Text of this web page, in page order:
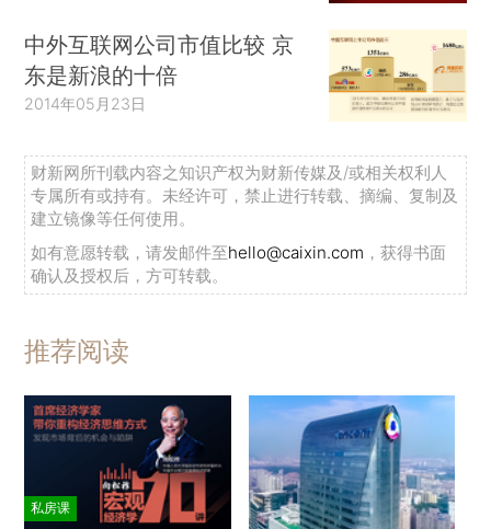
中外互联网公司市值比较 京
东是新浪的十倍
2014年05月23日
财新网所刊载内容之知识产权为财新传媒及/或相关权利人
专属所有或持有。未经许可，禁止进行转载、摘编、复制及
建立镜像等任何使用。
如有意愿转载，请发邮件至hello@caixin.com ，获得书面
确认及授权后，方可转载。
推荐阅读
私房课